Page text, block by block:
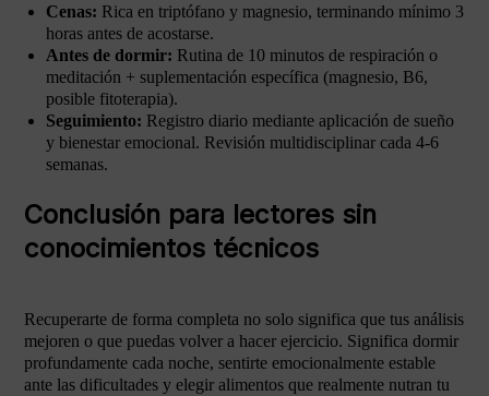
Cenas: Rica en triptófano y magnesio, terminando mínimo 3
horas antes de acostarse.
Antes de dormir: Rutina de 10 minutos de respiración o
meditación + suplementación específica (magnesio, B6,
posible fitoterapia).
Seguimiento: Registro diario mediante aplicación de sueño
y bienestar emocional. Revisión multidisciplinar cada 4-6
semanas.
Conclusión para lectores sin
conocimientos técnicos
Recuperarte de forma completa no solo significa que tus análisis
mejoren o que puedas volver a hacer ejercicio. Significa dormir
profundamente cada noche, sentirte emocionalmente estable
ante las dificultades y elegir alimentos que realmente nutran tu